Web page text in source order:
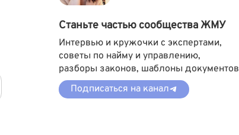
Станьте частью сообщества ЖМУ
Интервью и кружочки с экспертами,
советы по найму и управлению,
разборы законов, шаблоны документов
Подписаться на канал